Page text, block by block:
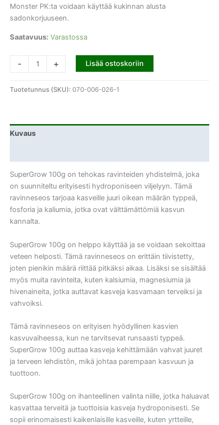
Monster PK:ta voidaan käyttää kukinnan alusta
sadonkorjuuseen.
Saatavuus: Varastossa
- + Lisää ostoskoriin
Tuotetunnus (SKU): 070-006-026-1
Kuvaus
SuperGrow 100g on tehokas ravinteiden yhdistelmä, joka
on suunniteltu erityisesti hydroponiseen viljelyyn. Tämä
ravinneseos tarjoaa kasveille juuri oikean määrän typpeä,
fosforia ja kaliumia, jotka ovat välttämättömiä kasvun
kannalta.
SuperGrow 100g on helppo käyttää ja se voidaan sekoittaa
veteen helposti. Tämä ravinneseos on erittäin tiivistetty,
joten pienikin määrä riittää pitkäksi aikaa. Lisäksi se sisältää
myös muita ravinteita, kuten kalsiumia, magnesiumia ja
hivenaineita, jotka auttavat kasveja kasvamaan terveiksi ja
vahvoiksi.
Tämä ravinneseos on erityisen hyödyllinen kasvien
kasvuvaiheessa, kun ne tarvitsevat runsaasti typpeä.
SuperGrow 100g auttaa kasveja kehittämään vahvat juuret
ja terveen lehdistön, mikä johtaa parempaan kasvuun ja
tuottoon.
SuperGrow 100g on ihanteellinen valinta niille, jotka haluavat
kasvattaa terveitä ja tuottoisia kasveja hydroponisesti. Se
sopii erinomaisesti kaikenlaisille kasveille, kuten yrtteille,